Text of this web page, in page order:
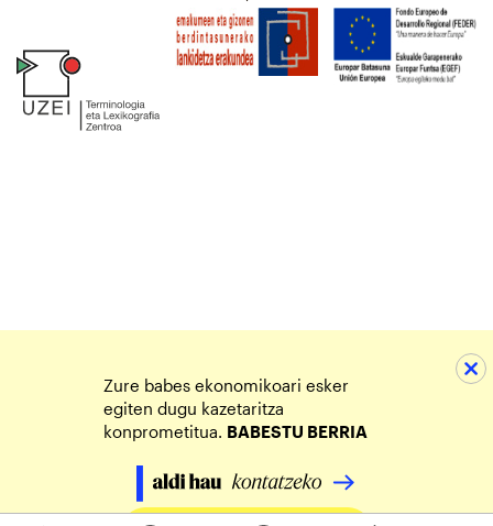
Zure babes ekonomikoari esker
egiten dugu kazetaritza
konprometitua. BABESTU BERRIA